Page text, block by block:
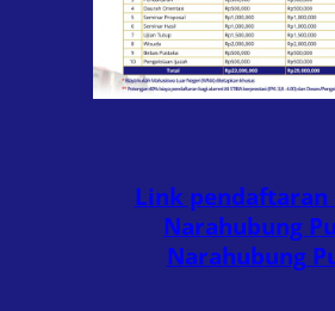
Link pendaftaran
Narahubung
Narahubung